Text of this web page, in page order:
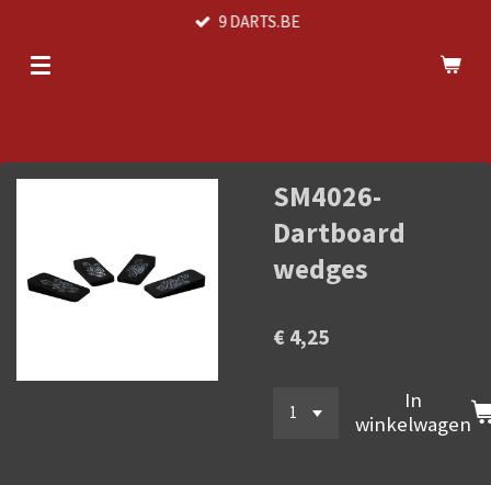
naar
9 DARTS.BE
SM4026-
Dartboard
wedges
€ 4,25
In
winkelwagen